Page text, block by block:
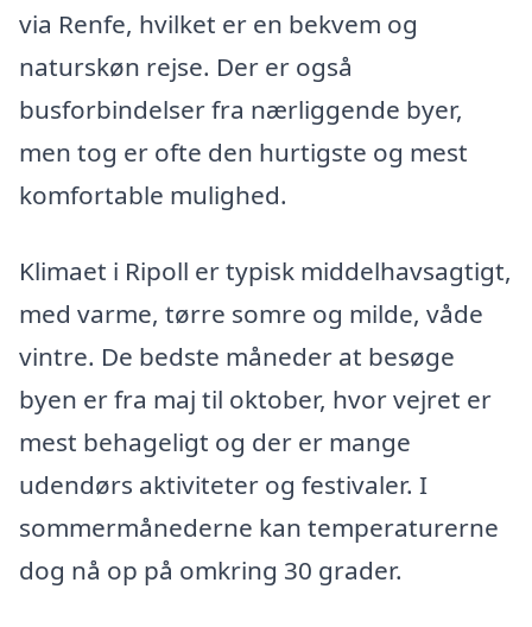
via Renfe, hvilket er en bekvem og
naturskøn rejse. Der er også
busforbindelser fra nærliggende byer,
men tog er ofte den hurtigste og mest
komfortable mulighed.
Klimaet i Ripoll er typisk middelhavsagtigt,
med varme, tørre somre og milde, våde
vintre. De bedste måneder at besøge
byen er fra maj til oktober, hvor vejret er
mest behageligt og der er mange
udendørs aktiviteter og festivaler. I
sommermånederne kan temperaturerne
dog nå op på omkring 30 grader.